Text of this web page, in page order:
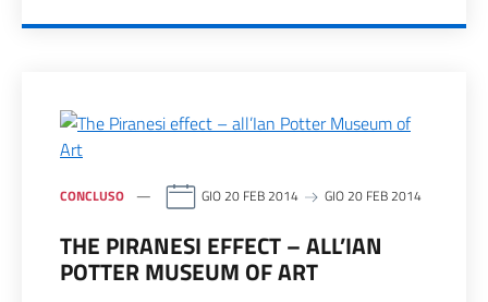
CONCLUSO GIO 20 FEB 2014 GIO 20 FEB 2014
THE PIRANESI EFFECT – ALL’IAN
POTTER MUSEUM OF ART